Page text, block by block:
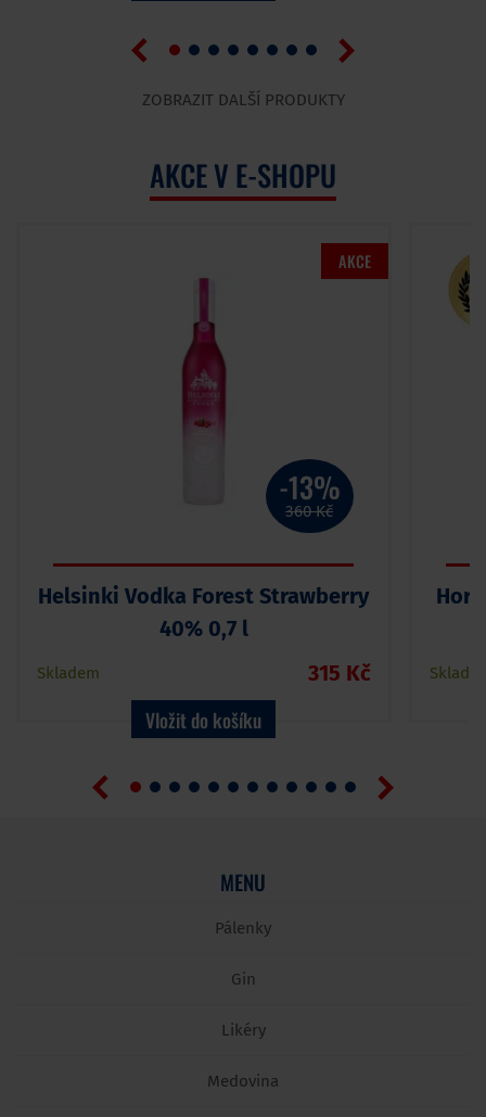
ZOBRAZIT DALŠÍ PRODUKTY
AKCE V E-SHOPU
-13%
360 Kč
Helsinki Vodka Forest Strawberry
40% 0,7 l
Skladem 315 Kč
Vložit do košíku
AKCE
MENU
Pálenky
Gin
Likéry
Medovina